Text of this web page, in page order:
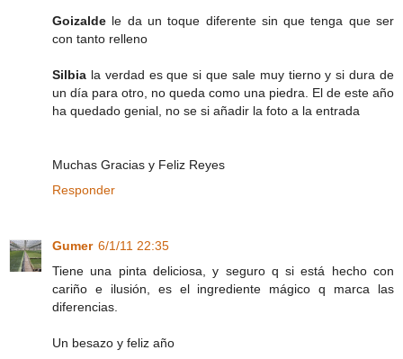
Goizalde le da un toque diferente sin que tenga que ser
con tanto relleno
Silbia la verdad es que si que sale muy tierno y si dura de
un día para otro, no queda como una piedra. El de este año
ha quedado genial, no se si añadir la foto a la entrada
Muchas Gracias y Feliz Reyes
Responder
Gumer 6/1/11 22:35
Tiene una pinta deliciosa, y seguro q si está hecho con
cariño e ilusión, es el ingrediente mágico q marca las
diferencias.
Un besazo y feliz año